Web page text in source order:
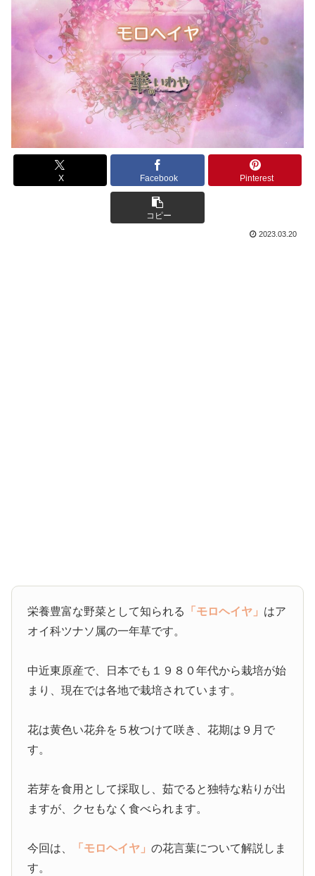
X Facebook Pinterest
コピー
2023.03.20
栄養豊富な野菜として知られる 「モロヘイヤ」 はア
オイ科ツナソ属の一年草です。
中近東原産で、日本でも１９８０年代から栽培が始
まり、現在では各地で栽培されています。
花は黄色い花弁を５枚つけて咲き、花期は９月で
す。
若芽を食用として採取し、茹でると独特な粘りが出
ますが、クセもなく食べられます。
今回は、 「モロヘイヤ」の花言葉について解説しま
す。